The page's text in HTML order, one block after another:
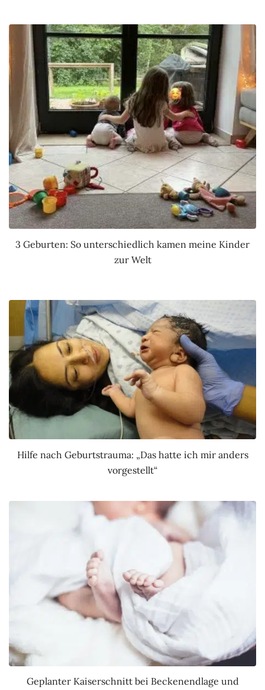
3 Geburten: So unterschiedlich kamen meine Kinder
zur Welt
Hilfe nach Geburtstrauma: „Das hatte ich mir anders
vorgestellt“
Geplanter Kaiserschnitt bei Beckenendlage und